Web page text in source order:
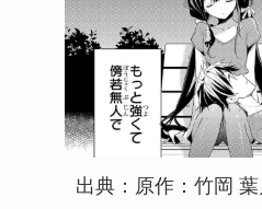
出典：原作：竹岡